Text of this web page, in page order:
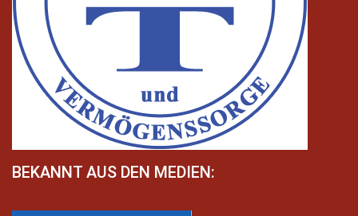
BEKANNT AUS DEN MEDIEN: